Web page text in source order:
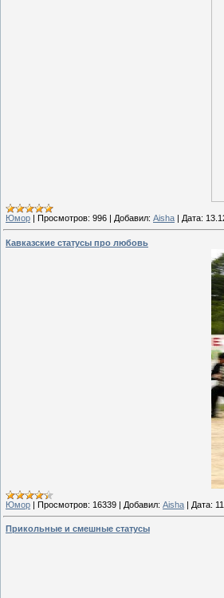
Юмор | Просмотров: 996 | Добавил: Aisha | Дата:
Кавказские статусы про любовь
Юмор | Просмотров: 16339 | Добавил: Aisha | Дата:
Прикольные и смешные статусы